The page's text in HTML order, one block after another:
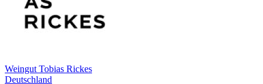
Weingut Tobias Rickes
Deutschland